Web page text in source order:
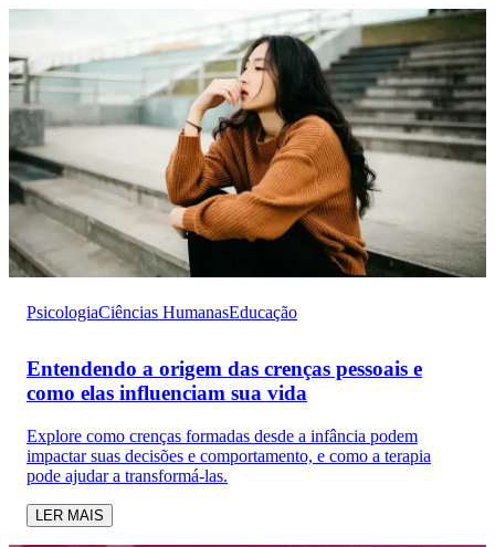
PsicologiaCiências HumanasEducação
Entendendo a origem das crenças pessoais e
como elas influenciam sua vida
Explore como crenças formadas desde a infância podem
impactar suas decisões e comportamento, e como a terapia
pode ajudar a transformá-las.
LER MAIS